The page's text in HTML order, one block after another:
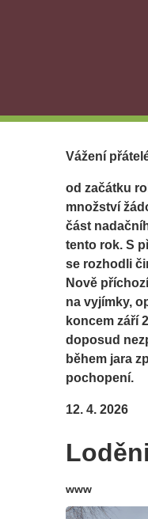
Vážení
od začátku
množství
část
tento rok. S
se rozhodli
Nově
na vyjímky,
koncem září
doposud
během jara
pochopení.
12. 4. 2026
www